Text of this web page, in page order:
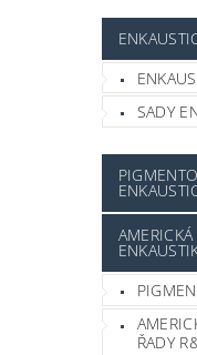
SADY
ŘADY